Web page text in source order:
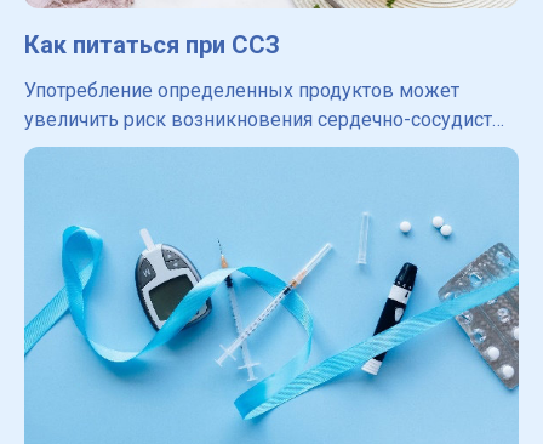
Как питаться при ССЗ
Употребление определенных продуктов может
увеличить риск возникновения сердечно-сосудистых
заболеваний или усугубить их течение. Изменить